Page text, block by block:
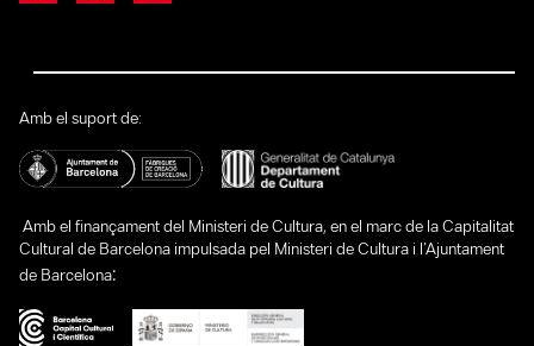
Amb el suport de:
Amb el finançament del Ministeri de Cultura, en el marc de la Capitalitat
Cultural de Barcelona impulsada pel Ministeri de Cultura i l’Ajuntament
de Barcelona: